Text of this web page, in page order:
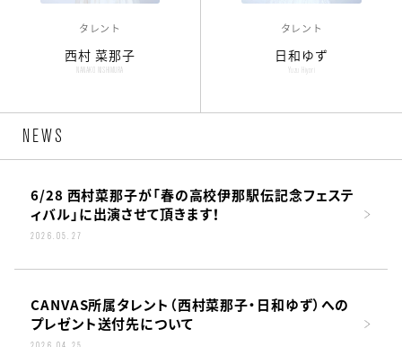
タレント
西村 菜那子
NANAKO NISHIMURA
タレント
日和ゆず
Yuzu Hiyori
NEWS
6/28 西村菜那子が「春の高校伊那駅伝記念フェステ
ィバル」に出演させて頂きます！
2026.05.27
CANVAS所属タレント（西村菜那子・日和ゆず）への
プレゼント送付先について